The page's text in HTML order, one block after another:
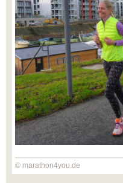
© marathon4you.de